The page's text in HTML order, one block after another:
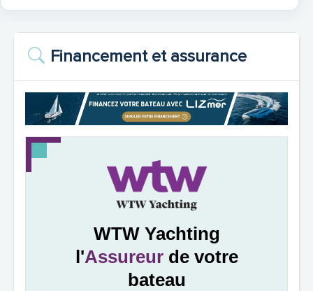
Financement et assurance
WTW Yachting
l'Assureurde votre
bateau